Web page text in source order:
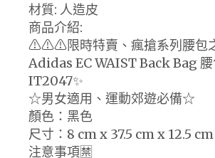
材質: 人造皮
商品介紹:
⚠⚠⚠限時特賣、瘋搶系列腰
Adidas EC WAIST Back Bag
IT2047✨
☆男女適用、運動郊遊必備☆
顏色：黑色
尺寸：8 cm x 37.5 cm x 12.5 cm
注意事項🈲